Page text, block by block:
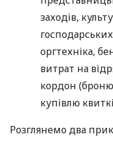
заходів,
оргтехніка,
витрат на
кордон
купівлю
Розглянемо два